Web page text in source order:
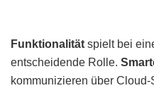
Funktionalität spielt bei
entscheidende Rolle.
kommunizieren über